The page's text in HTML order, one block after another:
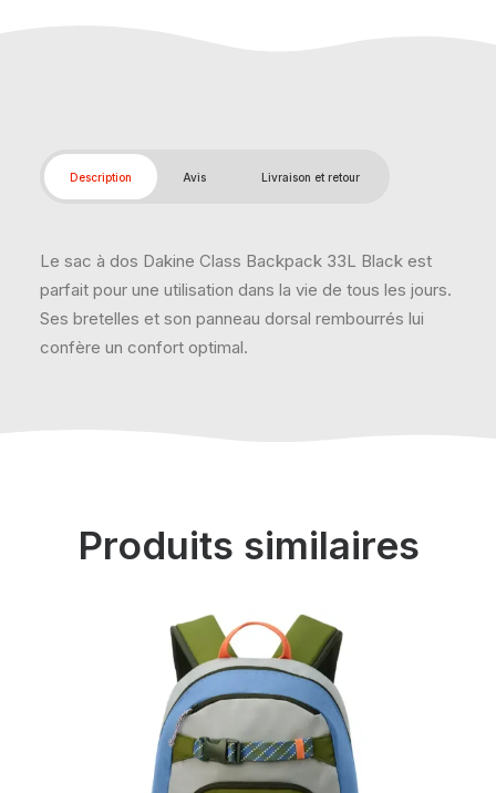
Description Avis Livraison et retour
Le sac à dos Dakine Class Backpack 33L Black est
parfait pour une utilisation dans la vie de tous les jours.
Ses bretelles et son panneau dorsal rembourrés lui
confère un confort optimal.
Produits similaires